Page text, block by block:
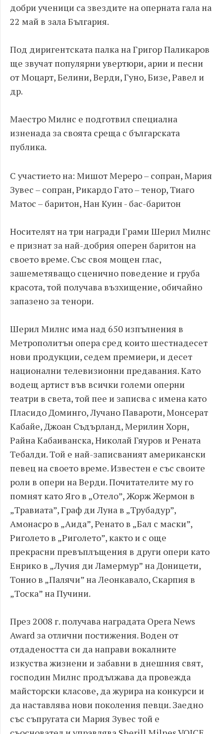
добри ученици са звездите на оперната гала на
22 май в зала България.
Под диригентската палка на Григор Паликаров
ще звучат популярни увертюри, арии и песни
от Моцарт, Белини, Верди, Гуно, Бизе, Равел и
др.
Маестро Милнс е подготвил специална
изненада за своята среща с българската
публика.
С участието на: Мишот Мереро – сопран, Мария
Зувес – сопран, Рикардо Гато – тенор, Тиаго
Матос – баритон, Нан Куин - бас-баритон
Носителят на три награди Грами Шерил Милнс
е признат за най-добрия оперен баритон на
своето време. Със своя мощен глас,
зашеметяващо сценично поведение и груба
красота, той получава възхищение, обичайно
запазено за тенори.
Шерил Милнс има над 650 изпълнения в
Метрополитън опера сред които шестнадесет
нови продукции, седем премиери, и десет
национални телевизионни предавания. Като
водещ артист във всички големи оперни
театри в света, той пее и записва с имена като
Пласидо Доминго, Лучано Павароти, Монсерат
Кабайе, Джоан Съдърланд, Мерилин Хорн,
Райна Кабаиванска, Николай Гяуров и Рената
Тебалди. Той е най-записваният американски
певец на своето време. Известен е със своите
роли в опери на Верди. Почитателите му го
помнят като Яго в „Отело”, Жорж Жермон в
„Травиата”, Граф ди Луна в „Трубадур”,
Амонасро в „Аида”, Ренато в „Бал с маски”,
Риголето в „Риголето”, както и с още
прекрасни превъплъщения в други опери като
Енрико в „Лучия ди Ламермур” на Доницети,
Тонио в „Палячи” на Леонкавало, Скарпия в
„Тоска” на Пучини.
През 2008 г. получава наградата Opera News
Award за отлични постижения. Воден от
отдадеността си да направи вокалните
изкуства жизнени и забавни в днешния свят,
господин Милнс продължава да провежда
майсторски класове, да журира на конкурси и
да наставлява нови поколения певци. Заедно
със съпругата си Мария Зувес той е